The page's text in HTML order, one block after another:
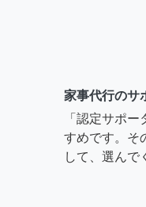
家事代行のサ
「認定サポ
すめです。そ
して、選んで